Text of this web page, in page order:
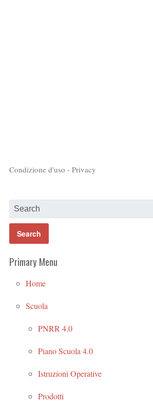
Condizione d'uso - Privacy
Primary Menu
Home
Scuola
PNRR 4.0
Piano Scuola 4.0
Istruzioni Operative
Prodotti